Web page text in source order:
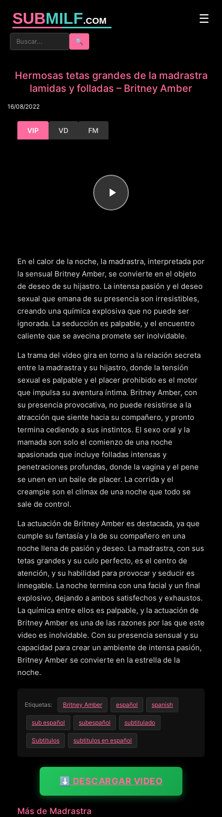
SUBMILF.COM ☰
🔍
Hermosas tetas grandes de la madrastra
lamidas y folladas – Britney Amber
16/08/2022
VIP VD FM
En el calor de la noche, la madrastra, interpretada por
la sensual Britney Amber, se convierte en el objeto
de deseo de su hijastro. La intensa pasión y el deseo
sexual que emana de su presencia son irresistibles,
creando una química explosiva que no puede ser
ignorada. La seducción es palpable, y el encuentro
caliente que se avecina promete ser inolvidable.
La trama del video gira en torno a la relación secreta
entre la madrastra y su hijastro, donde la tensión
sexual es palpable y el placer prohibido es el motor
que impulsa su aventura íntima. Britney Amber, con
su presencia provocativa, no puede resistirse a la
atracción que siente hacia su compañero, y pronto
termina cediendo a sus instintos. El sexo oral y la
mamada son solo el comienzo de una noche
apasionada que incluye folladas intensas y
penetraciones profundas, donde la vagina y el pene
se unen en un baile de placer. La corrida y el
creampie son el clímax de una noche que todo se
sale de control.
La actuación de Britney Amber es destacada, ya que
cumple su fantasía y la de su compañero en una
noche llena de pasión y deseo. La madrastra, con sus
tetas grandes y su culo perfecto, es el centro de
atención, y su habilidad para provocar y seducir es
innegable. La noche termina con una facial y un final
explosivo, dejando a ambos satisfechos y exhaustos.
La química entre ellos es palpable, y la actuación de
Britney Amber es una de las razones por las que este
video es inolvidable. Con su presencia sensual y su
capacidad para crear un ambiente de intensa pasión,
Britney Amber se convierte en la estrella de la
noche.
Etiquetas: Britney Amber español spanish
sub español subespañol subtitulado
Subtitulos subtitulos en español
⬇️ DESCARGAR VIDEO
Más de Madrastra